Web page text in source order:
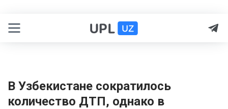
В Узбекистане сократилось
количество ДТП, однако в